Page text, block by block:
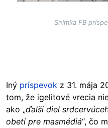
Snímka FB
Iný príspevok z 31. mája
tom, že igelitové vrecia
ako „ďalší diel
obetí pre masmédiá“, čo